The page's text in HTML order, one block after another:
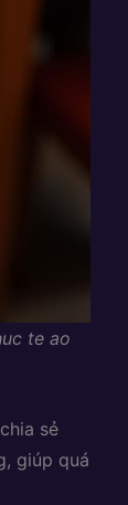
te ao
sẻ
giúp quá